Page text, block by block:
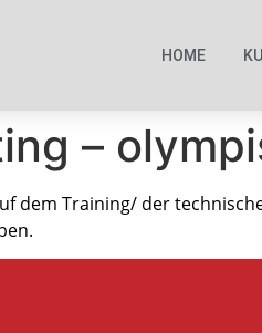
HOME
–
dem Training/ der